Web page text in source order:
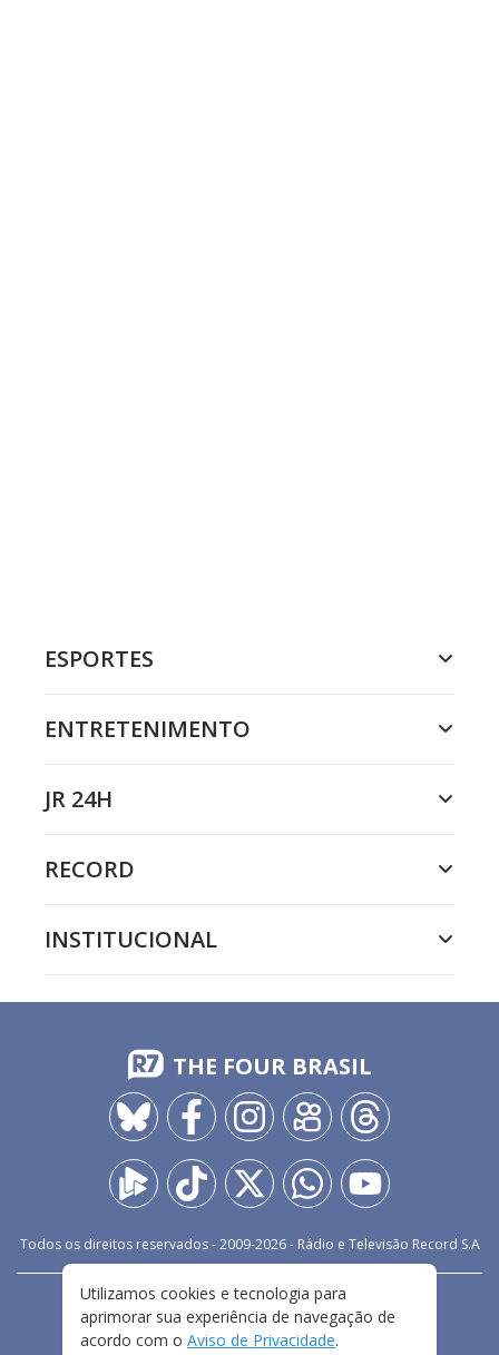
ESPORTES
ENTRETENIMENTO
JR 24H
RECORD
INSTITUCIONAL
THE FOUR BRASIL
Todos os direitos reservados - 2009-2026- Rádio e Televisão Record S.A
FALE CONOSCO
PRIVACIDADE
TERMOS E CONDIÇÕES DE USO
Utilizamos cookies e tecnologia para
aprimorar sua experiência de navegação de
acordo com o Aviso de Privacidade.